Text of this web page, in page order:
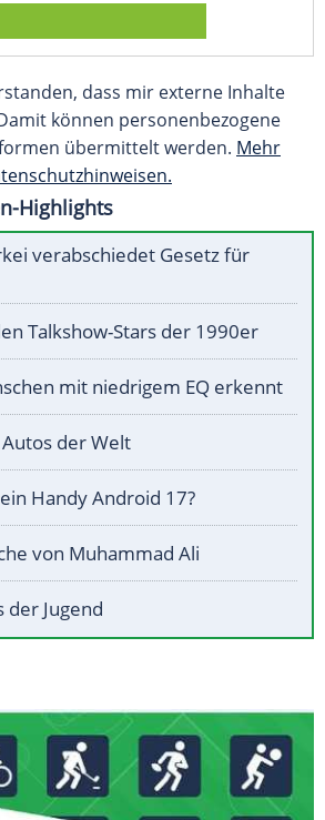
dass mir externe Inhalte
können personenbezogene
übermittelt werden. Mehr
Highlights
verabschiedet Gesetz für
Talkshow-Stars der 1990er
mit niedrigem EQ erkennt
der Welt
Handy Android 17?
von Muhammad Ali
der Jugend